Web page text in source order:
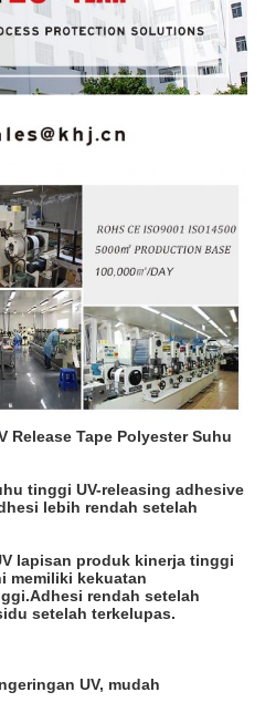
Release Tape Polyester Suhu
tinggi UV-releasing adhesive
lebih rendah setelah
lapisan produk kinerja tinggi
memiliki kekuatan
rendah setelah
setelah terkelupas.
UV, mudah